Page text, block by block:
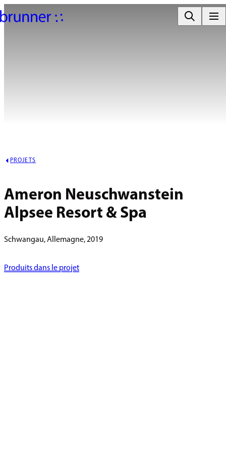
PROJETS
Ameron Neuschwanstein
Alpsee Resort & Spa
Schwangau, Allemagne, 2019
Produits dans le projet